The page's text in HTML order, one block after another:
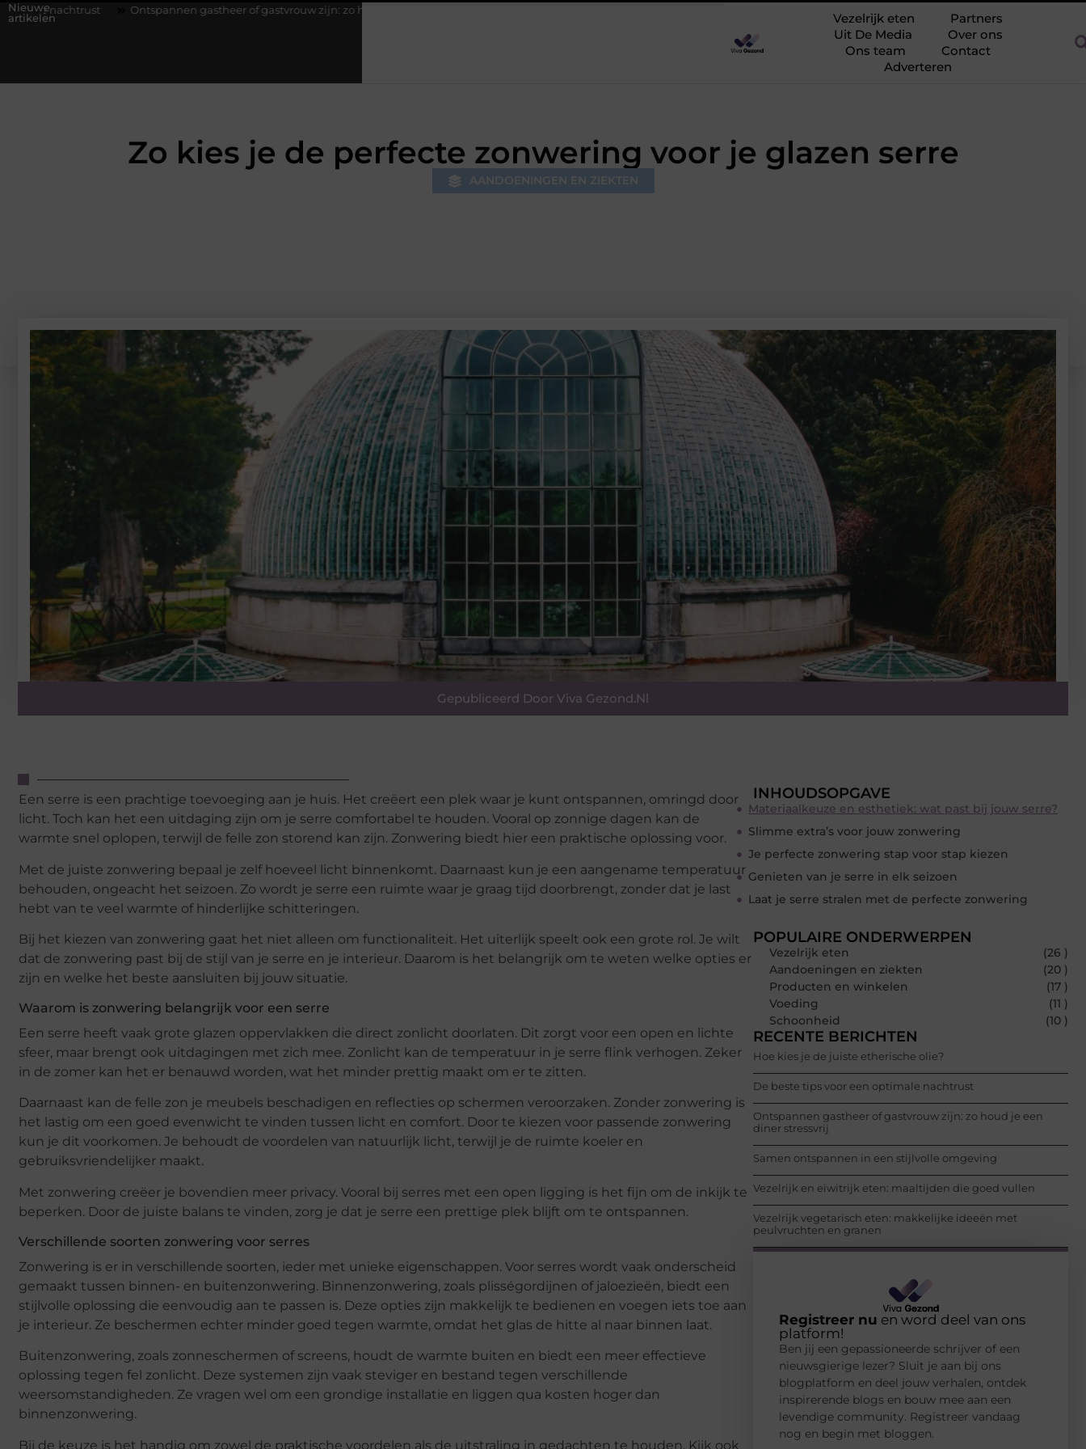
Nieuwe
artikelen
Ontspannen gastheer of gastvrouw zijn: zo houd je een diner stressvrij
Vezelrijk eten
Partners
Uit De Media
Over ons
Ons team
Contact
Adverteren
Zo kies je de perfecte zonwering voor je glazen serre
AANDOENINGEN EN ZIEKTEN
Gepubliceerd Door Viva Gezond.nl
Een serre is een prachtige toevoeging aan je huis. Het creëert een plek waar je kunt ontspannen, omringd door
licht. Toch kan het een uitdaging zijn om je serre comfortabel te houden. Vooral op zonnige dagen kan de
warmte snel oplopen, terwijl de felle zon storend kan zijn. Zonwering biedt hier een praktische oplossing voor.
Met de juiste zonwering bepaal je zelf hoeveel licht binnenkomt. Daarnaast kun je een aangename temperatuur
behouden, ongeacht het seizoen. Zo wordt je serre een ruimte waar je graag tijd doorbrengt, zonder dat je last
hebt van te veel warmte of hinderlijke schitteringen.
Bij het kiezen van zonwering gaat het niet alleen om functionaliteit. Het uiterlijk speelt ook een grote rol. Je wilt
dat de zonwering past bij de stijl van je serre en je interieur. Daarom is het belangrijk om te weten welke opties er
zijn en welke het beste aansluiten bij jouw situatie.
Waarom is zonwering belangrijk voor een serre
Een serre heeft vaak grote glazen oppervlakken die direct zonlicht doorlaten. Dit zorgt voor een open en lichte
sfeer, maar brengt ook uitdagingen met zich mee. Zonlicht kan de temperatuur in je serre flink verhogen. Zeker
in de zomer kan het er benauwd worden, wat het minder prettig maakt om er te zitten.
Daarnaast kan de felle zon je meubels beschadigen en reflecties op schermen veroorzaken. Zonder zonwering is
het lastig om een goed evenwicht te vinden tussen licht en comfort. Door te kiezen voor passende zonwering
kun je dit voorkomen. Je behoudt de voordelen van natuurlijk licht, terwijl je de ruimte koeler en
gebruiksvriendelijker maakt.
Met zonwering creëer je bovendien meer privacy. Vooral bij serres met een open ligging is het fijn om de inkijk te
beperken. Door de juiste balans te vinden, zorg je dat je serre een prettige plek blijft om te ontspannen.
Verschillende soorten zonwering voor serres
Zonwering is er in verschillende soorten, ieder met unieke eigenschappen. Voor serres wordt vaak onderscheid
gemaakt tussen binnen- en buitenzonwering. Binnenzonwering, zoals plisségordijnen of jaloezieën, biedt een
stijlvolle oplossing die eenvoudig aan te passen is. Deze opties zijn makkelijk te bedienen en voegen iets toe aan
je interieur. Ze beschermen echter minder goed tegen warmte, omdat het glas de hitte al naar binnen laat.
Buitenzonwering, zoals zonneschermen of screens, houdt de warmte buiten en biedt een meer effectieve
oplossing tegen fel zonlicht. Deze systemen zijn vaak steviger en bestand tegen verschillende
weersomstandigheden. Ze vragen wel om een grondige installatie en liggen qua kosten hoger dan
binnenzonwering.
Bij de keuze is het handig om zowel de praktische voordelen als de uitstraling in gedachten te houden. Kijk ook
INHOUDSOPGAVE
Materiaalkeuze en esthetiek: wat past bij jouw serre?
Slimme extra’s voor jouw zonwering
Je perfecte zonwering stap voor stap kiezen
Genieten van je serre in elk seizoen
Laat je serre stralen met de perfecte zonwering
POPULAIRE ONDERWERPEN
Vezelrijk eten
(26 )
Aandoeningen en ziekten
(20 )
Producten en winkelen
(17 )
Voeding
(11 )
Schoonheid
(10 )
RECENTE BERICHTEN
Hoe kies je de juiste etherische olie?
De beste tips voor een optimale nachtrust
Ontspannen gastheer of gastvrouw zijn: zo houd je een
diner stressvrij
Samen ontspannen in een stijlvolle omgeving
Vezelrijk en eiwitrijk eten: maaltijden die goed vullen
Vezelrijk vegetarisch eten: makkelijke ideeën met
peulvruchten en granen
Registreer nu en word deel van ons
platform!
Ben jij een gepassioneerde schrijver of een
nieuwsgierige lezer? Sluit je aan bij ons
blogplatform en deel jouw verhalen, ontdek
inspirerende blogs en bouw mee aan een
levendige community. Registreer vandaag
nog en begin met bloggen.